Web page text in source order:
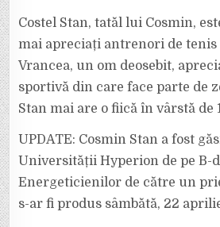
Costel Stan, tatăl lui Cosmin,
mai apreciați antrenori de tenis
Vrancea, un om deosebit,
sportivă din care face parte de
Stan mai are o fiică în vârstă de
UPDATE: Cosmin Stan a fost
Universității Hyperion de pe B-
Energeticienilor de către un
s-ar fi produs sâmbătă, 22